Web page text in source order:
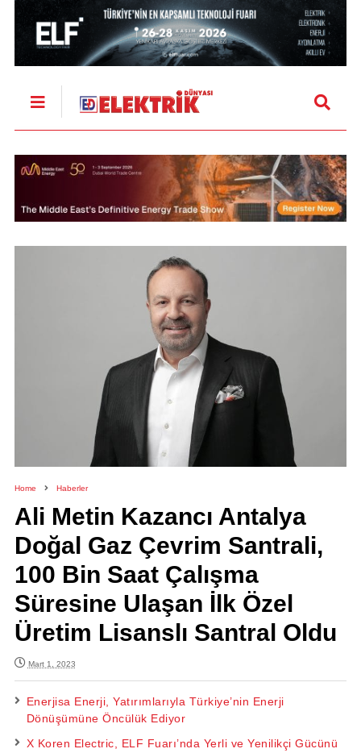
Home Haberler
Ali Metin Kazancı Antalya
Doğal Gaz Çevrim Santrali,
100 Bin Saat Çalışma
Süresine Ulaşan İlk Özel
Üretim Lisanslı Santral Oldu
Mart 1, 2023
Enerjisa Enerji, Yatırımlarıyla Türkiye’nin Enerji
Dönüşümüne Öncülük Ediyor
X Koren Electric, ELF Fuarı’nda Yerli ve Yenilikçi Gücünü